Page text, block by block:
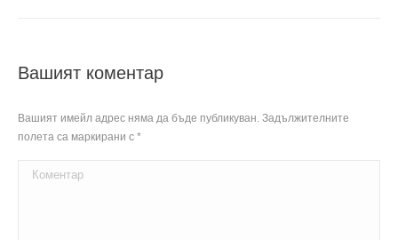
Вашият коментар
Вашият имейл адрес няма да бъде публикуван. Задължителните
полета са маркирани с *
Коментар